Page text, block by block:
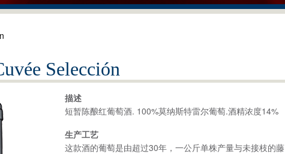
Selección
描述
短暂陈酿红葡萄酒. 100%莫纳斯特雷尔葡萄.酒精浓度14%
生产工艺
这款酒的葡萄是由超过30年，一公斤单株产量与未接枝的藤